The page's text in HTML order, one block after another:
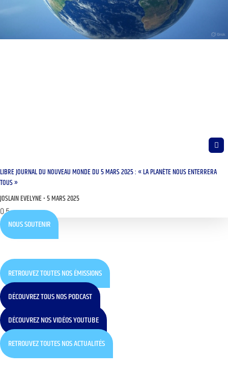
LIBRE JOURNAL DU NOUVEAU MONDE DU 5 MARS 2025 : « LA PLANÈTE NOUS ENTERRERA
TOUS »
JOSLAIN EVELYNE 5 MARS 2025
NOUS SOUTENIR
RETROUVEZ TOUTES NOS ÉMISSIONS
DÉCOUVREZ TOUS NOS PODCAST
DÉCOUVREZ NOS VIDÉOS YOUTUBE
RETROUVEZ TOUTES NOS ACTUALITÉS